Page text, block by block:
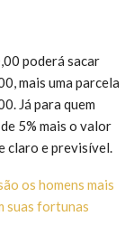
poderá sacar
mais uma parcela
Já para quem
5% mais o valor
claro e previsível.
os homens mais
suas fortunas